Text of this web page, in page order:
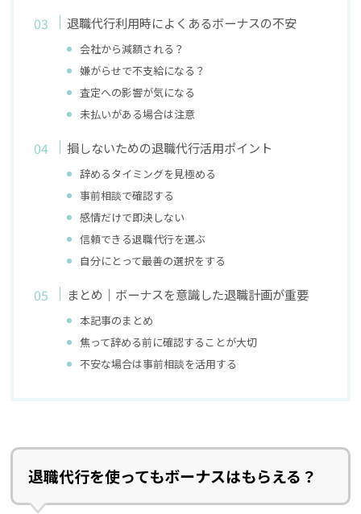
退職代行利用時によくあるボーナスの不安
会社から減額される？
嫌がらせで不支給になる？
査定への影響が気になる
未払いがある場合は注意
損しないための退職代行活用ポイント
辞めるタイミングを見極める
事前相談で確認する
感情だけで即決しない
信頼できる退職代行を選ぶ
自分にとって最善の選択をする
まとめ｜ボーナスを意識した退職計画が重要
本記事のまとめ
焦って辞める前に確認することが大切
不安な場合は事前相談を活用する
退職代行を使ってもボーナスはもらえる？